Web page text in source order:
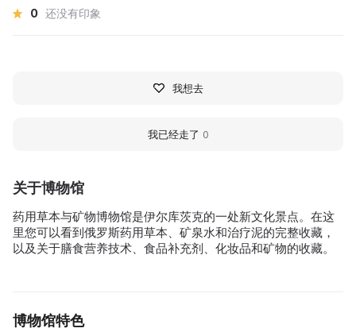
关于博物馆
药用草本与矿物博物馆是伊尔库茨克的一处新文化景点。在这
里您可以看到俄罗斯药用草本、矿泉水和治疗泥的完整收藏，
以及关于膳食营养技术、食品补充剂、化妆品和矿物的收藏。
博物馆特色
0 还没有印象
我想去
我已经走了 0